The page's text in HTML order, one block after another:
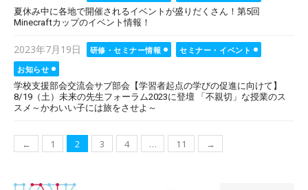
on
夏休み中に各地で開催されるイベントが盛りだくさん！第5回
Minecraftカップのイベント情報！
Posted
on
2023年7月19日 研修・セミナー情報
セミナー・イベント
お知らせ
学校支援部会交流会サブ部会【学習者起点の学びの促進に向けて】
8/19（土）未来の先生フォーラム2023に登壇 「不親切」な授業のス
スメ～かわいい子には旅をさせよ～
投
ナ
← 1 2 3 4 … 11 →